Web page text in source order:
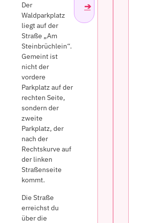
Der
Waldparkplatz
liegt auf der
Straße „Am
Steinbrüchlein“.
Gemeint ist
nicht der
vordere
Parkplatz auf der
rechten Seite,
sondern der
zweite
Parkplatz, der
nach der
Rechtskurve auf
der linken
Straßenseite
kommt.
Die Straße
erreichst du
über die
➔